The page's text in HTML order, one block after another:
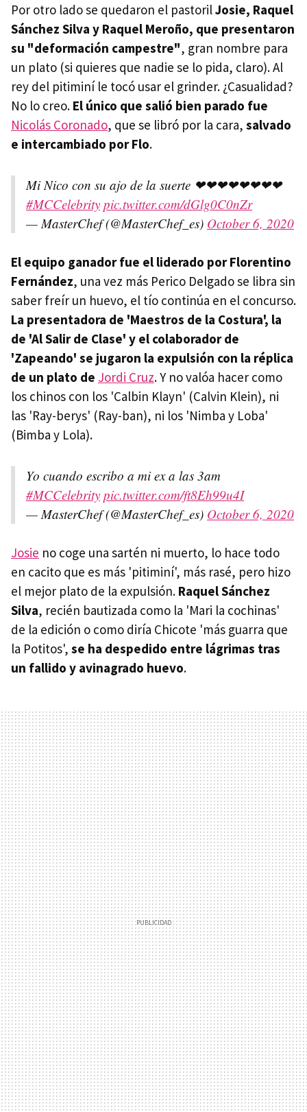
Por otro lado se quedaron el pastorilJosie, Raquel
Sánchez Silva y Raquel Meroño, que presentaron
su "deformación campestre", gran nombre para
un plato (si quieres que nadie se lo pida, claro). Al
rey del pitiminí le tocó usar el grinder. ¿Casualidad?
No lo creo. El único que salió bien parado fue
Nicolás Coronado, que se libró por la cara, salvado
e intercambiado por Flo.
Mi Nico con su ajo de la suerte ❤❤❤❤❤❤❤❤
#MCCelebrity pic.twitter.com/dGlg0C0nZr
— MasterChef (@MasterChef_es) October 6, 2020
El equipo ganador fue el liderado por Florentino
Fernández, una vez más Perico Delgado se libra sin
saber freír un huevo, el tío continúa en el concurso.
La presentadora de 'Maestros de la Costura', la
de 'Al Salir de Clase' y el colaborador de
'Zapeando' se jugaron la expulsión con la réplica
de un plato de Jordi Cruz. Y no valóa hacer como
los chinos con los 'Calbin Klayn' (Calvin Klein), ni
las 'Ray-berys' (Ray-ban), ni los 'Nimba y Loba'
(Bimba y Lola).
Yo cuando escribo a mi ex a las 3am
#MCCelebrity pic.twitter.com/ft8Eh99u4I
— MasterChef (@MasterChef_es) October 6, 2020
Josie no coge una sartén ni muerto, lo hace todo
en cacito que es más 'pitiminí', más rasé, pero hizo
el mejor plato de la expulsión. Raquel Sánchez
Silva, recién bautizada como la 'Mari la cochinas'
de la edición o como diría Chicote 'más guarra que
la Potitos', se ha despedido entre lágrimas tras
un fallido y avinagrado huevo.